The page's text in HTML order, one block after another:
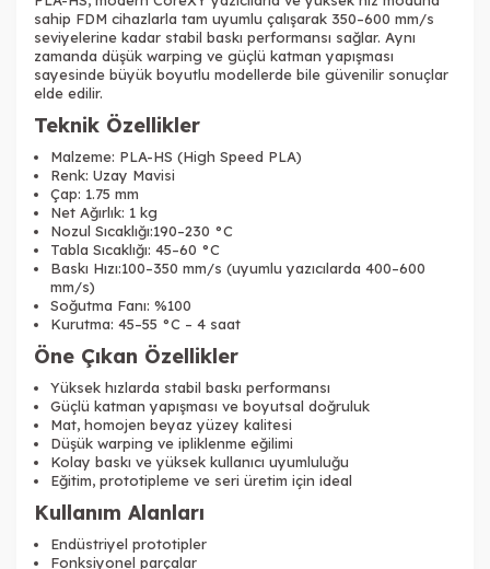
Tükendi
Tükendi
sahip FDM cihazlarla tam uyumlu çalışarak 350–600 mm/s
seviyelerine kadar stabil baskı performansı sağlar. Aynı
zamanda düşük warping ve güçlü katman yapışması
sayesinde büyük boyutlu modellerde bile güvenilir sonuçlar
elde edilir.
Teknik Özellikler
Malzeme: PLA-HS (High Speed PLA)
Renk: Uzay Mavisi
Çap: 1.75 mm
Net Ağırlık: 1 kg
Nozul Sıcaklığı:190–230 °C
Tabla Sıcaklığı: 45–60 °C
Baskı Hızı:100–350 mm/s (uyumlu yazıcılarda 400–600
mm/s)
Soğutma Fanı: %100
Kurutma: 45–55 °C – 4 saat
Öne Çıkan Özellikler
Yüksek hızlarda stabil baskı performansı
Güçlü katman yapışması ve boyutsal doğruluk
Mat, homojen beyaz yüzey kalitesi
Düşük warping ve ipliklenme eğilimi
Kolay baskı ve yüksek kullanıcı uyumluluğu
Eğitim, prototipleme ve seri üretim için ideal
Kullanım Alanları
Endüstriyel prototipler
Fonksiyonel parçalar